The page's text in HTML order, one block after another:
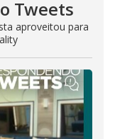
Tweets
aproveitou para